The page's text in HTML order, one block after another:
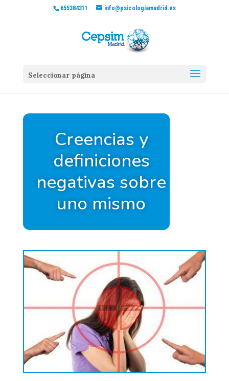
655384311 info@psicologiamadrid.es
Seleccionar página
Creencias y
definiciones
negativas sobre
uno mismo